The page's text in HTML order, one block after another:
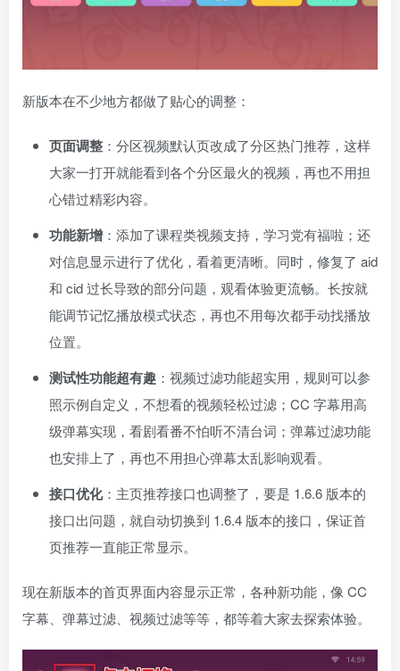
新版本在不少地方都做了贴心的调整：
页面调整 ：分区视频默认页改成了分区热门推荐，这样
大家一打开就能看到各个分区最火的视频，再也不用担
心错过精彩内容。
功能新增 ：添加了课程类视频支持，学习党有福啦；还
对信息显示进行了优化，看着更清晰。同时，修复了 aid
和 cid 过长导致的部分问题，观看体验更流畅。长按就
能调节记忆播放模式状态，再也不用每次都手动找播放
位置。
测试性功能超有趣 ：视频过滤功能超实用，规则可以参
照示例自定义，不想看的视频轻松过滤；CC 字幕用高
级弹幕实现，看剧看番不怕听不清台词；弹幕过滤功能
也安排上了，再也不用担心弹幕太乱影响观看。
接口优化：主页推荐接口也调整了，要是 1.6.6 版本的
接口出问题，就自动切换到 1.6.4 版本的接口，保证首
页推荐一直能正常显示。
现在新版本的首页界面内容显示正常，各种新功能，像 CC
字幕、弹幕过滤、视频过滤等等，都等着大家去探索体验。